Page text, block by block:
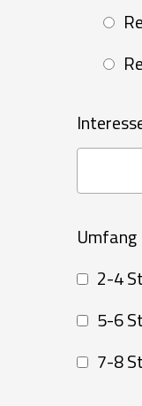
Umfang
2-4
5-6
7-8